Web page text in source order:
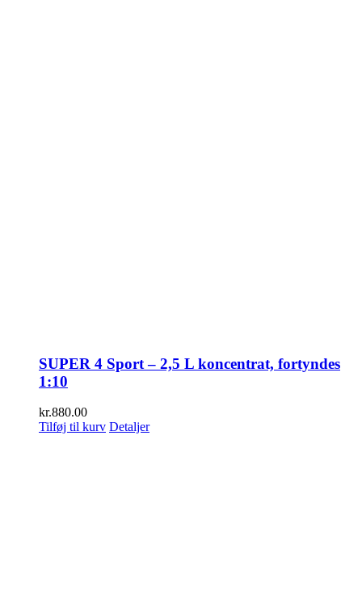
SUPER 4 Sport – 2,5 L koncentrat, fortyndes
1:10
kr.880.00
Tilføj til kurv Detaljer